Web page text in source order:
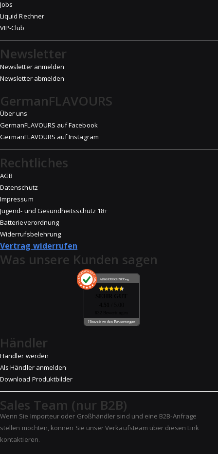
Jobs
Liquid Rechner
VIP-Club
Newsletter
Newsletter anmelden
Newsletter abmelden
GermanFLAVOURS
Über uns
GermanFLAVOURS auf Facebook
GermanFLAVOURS auf Instagram
Rechtliches
AGB
Datenschutz
Impressum
Jugend- und Gesundheitsschutz 18+
Batterieverordnung
Widerrufsbelehrung
Vertrag widerrufen
Was unsere Kunden sagen
AUSGEZEICHNET.org
Hinweis zu den Bewertungen
Händler
Händler werden
Als Händler anmelden
Download Produktbilder
Sales Team (nur B2B)
Wenn Sie Importeur oder Großhändler sind und eine B2B-Anfrage
stellen möchten, können Sie unser Verkaufsteam über diesen Link
kontaktieren.